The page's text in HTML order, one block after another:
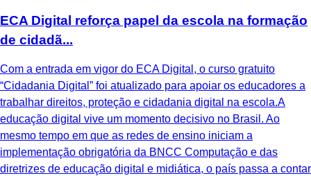
ECA Digital reforça papel da escola na formação
de cidadã...
Com a entrada em vigor do ECA Digital, o curso gratuito
“Cidadania Digital” foi atualizado para apoiar os educadores a
trabalhar direitos, proteção e cidadania digital na escola.A
educação digital vive um momento decisivo no Brasil. Ao
mesmo tempo em que as redes de ensino iniciam a
implementação obrigatória da BNCC Computação e das
diretrizes de educação digital e midiática, o país passa a contar